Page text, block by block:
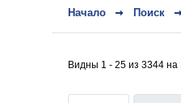
Начало Поиск
Видны 1 - 25 из 3344 на